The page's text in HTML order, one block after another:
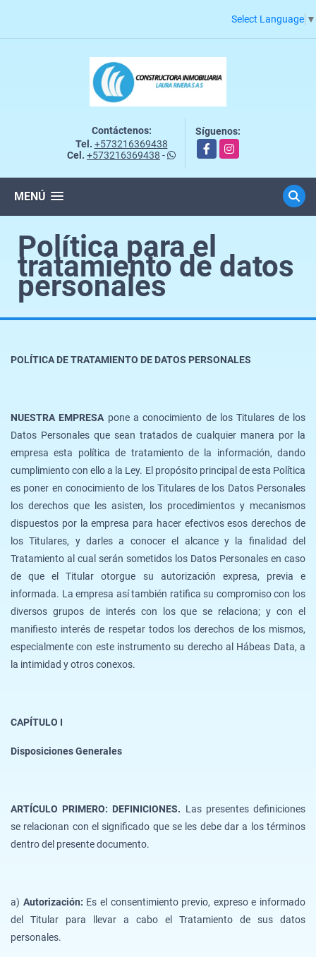
Select Language ▼
Contáctenos:
Tel. +573216369438
Cel. +573216369438 -
Síguenos:
FacebookInstagram
MENÚ
Política para el
tratamiento de datos
personales
POLÍTICA DE TRATAMIENTO DE DATOS PERSONALES
NUESTRA EMPRESA pone a conocimiento de los Titulares de los
Datos Personales que sean tratados de cualquier manera por la
empresa esta política de tratamiento de la información, dando
cumplimiento con ello a la Ley. El propósito principal de esta Política
es poner en conocimiento de los Titulares de los Datos Personales
los derechos que les asisten, los procedimientos y mecanismos
dispuestos por la empresa para hacer efectivos esos derechos de
los Titulares, y darles a conocer el alcance y la finalidad del
Tratamiento al cual serán sometidos los Datos Personales en caso
de que el Titular otorgue su autorización expresa, previa e
informada. La empresa así también ratifica su compromiso con los
diversos grupos de interés con los que se relaciona; y con el
manifiesto interés de respetar todos los derechos de los mismos,
especialmente con este instrumento su derecho al Hábeas Data, a
la intimidad y otros conexos.
CAPÍTULO I
Disposiciones Generales
ARTÍCULO PRIMERO: DEFINICIONES. Las presentes definiciones
se relacionan con el significado que se les debe dar a los términos
dentro del presente documento.
a) Autorización: Es el consentimiento previo, expreso e informado
del Titular para llevar a cabo el Tratamiento de sus datos
personales.